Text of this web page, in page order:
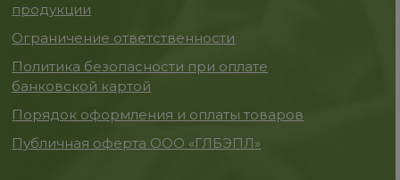
продукции
Ограничение ответственности
Политика безопасности при оплате
банковской картой
Порядок оформления и оплаты товаров
Публичная оферта ООО «ГЛБЭПЛ»